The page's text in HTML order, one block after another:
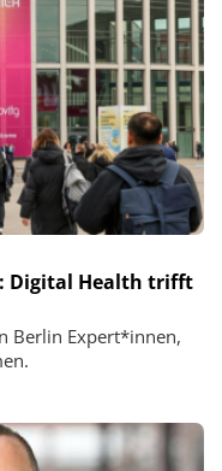
Digital Health trifft
Berlin Expert*innen,